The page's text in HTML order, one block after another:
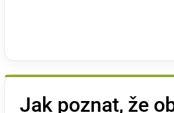
Jak poznat, že